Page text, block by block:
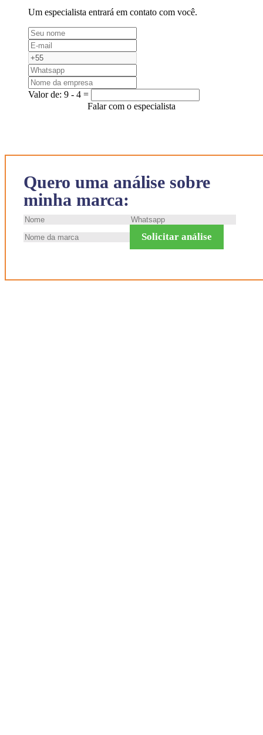
Quero uma análise sobre
minha marca:
Solicitar análise
Um especialista entrará em contato com você.
Valor de: 9 - 4 =
Falar com o especialista